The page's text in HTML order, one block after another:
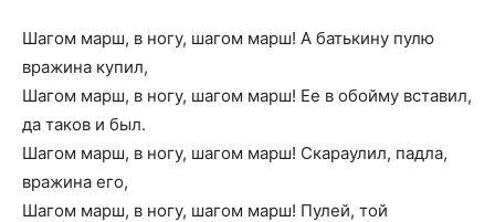
Шагом марш, в ногу, шагом марш! А батькину пулю
вражина купил,
Шагом марш, в ногу, шагом марш! Ее в обойму вставил,
да таков и был.
Шагом марш, в ногу, шагом марш! Скараулил, падла,
вражина его,
Шагом марш, в ногу, шагом марш! Пулей, той